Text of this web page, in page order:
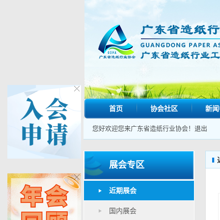
首页 协会社区 新
您好欢迎您来广东省造纸行业协会！ 退出
展会专区
近期展会
国内展会